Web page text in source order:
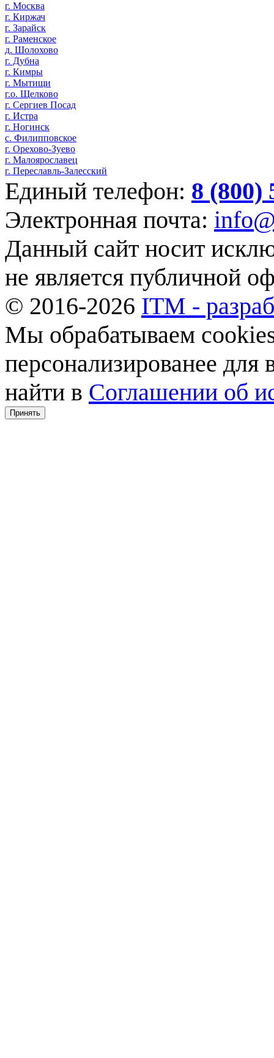
г. Москва
г. Киржач
г. Зарайск
г. Раменское
д. Шолохово
г. Дубна
г. Кимры
г. Мытищи
г.о. Щелково
г. Сергиев Посад
г. Истра
г. Ногинск
с. Филипповское
г. Орехово-Зуево
г. Малоярославец
г. Переславль-Залесский
Единый телефон: 8 (800)
Электронная почта:
Данный сайт носит
не является публичной
© 2016-2026 ITM -
Мы обрабатываем
персонализированее
найти в Соглашении об
Принять